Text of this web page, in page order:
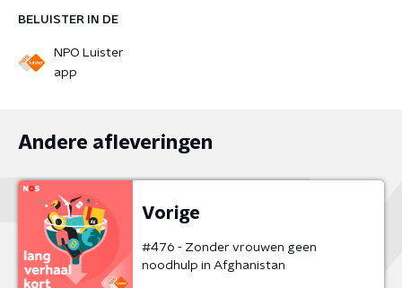
BELUISTER IN DE
NPO Luister
app
Andere afleveringen
Vorige
#476 - Zonder vrouwen geen
noodhulp in Afghanistan